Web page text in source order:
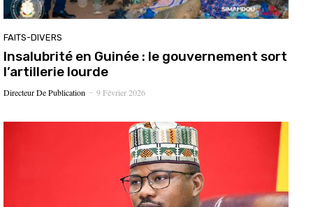
FAITS-DIVERS
Insalubrité en Guinée : le gouvernement sort
l’artillerie lourde
Directeur De Publication - 9 Février 2026